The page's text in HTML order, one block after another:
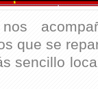
que se
sencillo